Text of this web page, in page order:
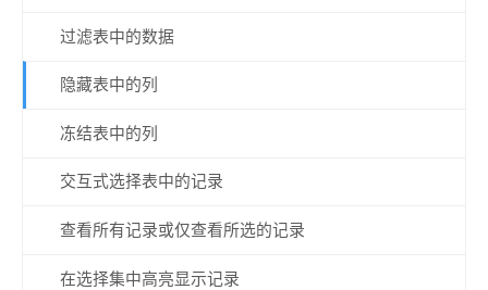
过滤表中的数据
隐藏表中的列
冻结表中的列
交互式选择表中的记录
查看所有记录或仅查看所选的记录
在选择集中高亮显示记录